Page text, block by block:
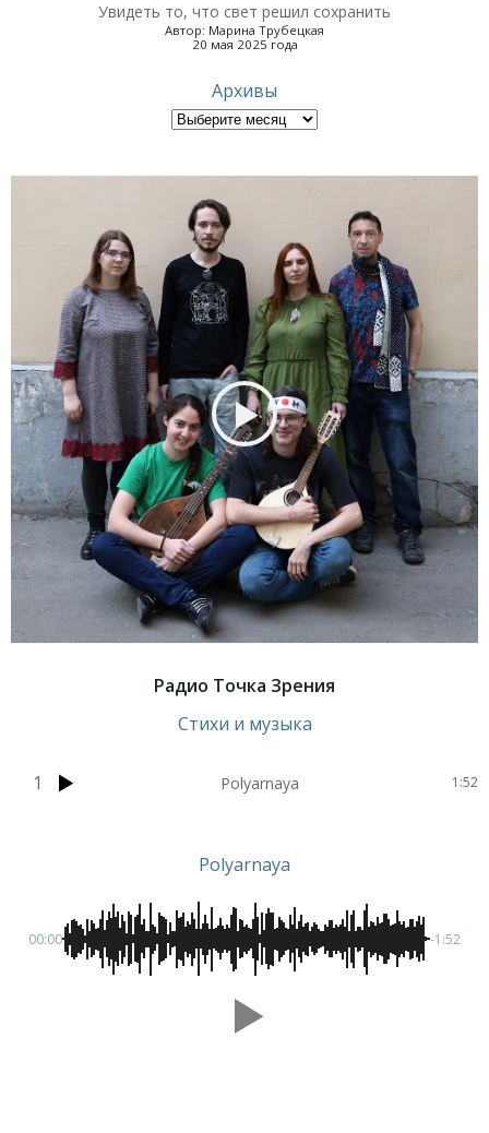
Увидеть то, что свет решил сохранить
Автор: Марина Трубецкая
20 мая 2025 года
Архивы
Радио Точка Зрения
Стихи и музыка
1 Polyarnaya 1:52
Polyarnaya
00:00 -1:52